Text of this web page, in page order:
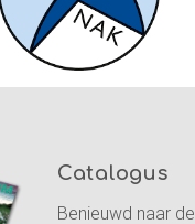
Catalogus
Benieuwd naar de